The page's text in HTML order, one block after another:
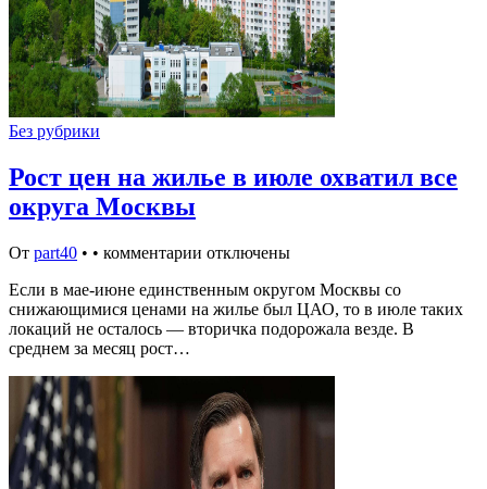
Без рубрики
Рост цен на жилье в июле охватил все
округа Москвы
От part40 • • комментарии отключены
Если в мае-июне единственным округом Москвы со
снижающимися ценами на жилье был ЦАО, то в июле таких
локаций не осталось — вторичка подорожала везде. В
среднем за месяц рост…